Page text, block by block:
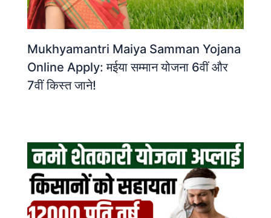
Mukhyamantri Maiya Samman Yojana
Online Apply: मईया सम्मान योजना 6वीं और
7वीं किस्त जाने!